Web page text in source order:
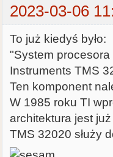
2023-03-06
To już kiedyś było:
"System
Instruments TMS
Ten komponent
W 1985 roku TI
architektura jest
TMS 32020 służy